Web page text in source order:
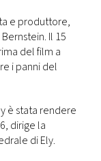
e produttore,
Il 15
del film a
i panni del
è stata rendere
dirige la
di Ely.